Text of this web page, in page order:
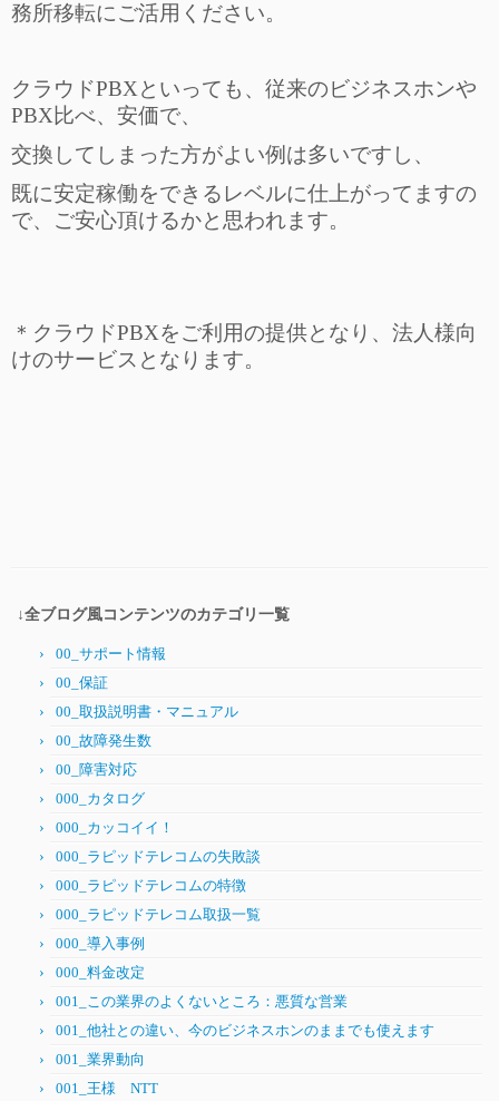
務所移転にご活用ください。
クラウドPBXといっても、従来のビジネスホンや
PBX比べ、安価で、
交換してしまった方がよい例は多いですし、
既に安定稼働をできるレベルに仕上がってますの
で、ご安心頂けるかと思われます。
＊クラウドPBXをご利用の提供となり、法人様向
けのサービスとなります。
↓全ブログ風コンテンツのカテゴリ一覧
00_サポート情報
00_保証
00_取扱説明書・マニュアル
00_故障発生数
00_障害対応
000_カタログ
000_カッコイイ！
000_ラピッドテレコムの失敗談
000_ラピッドテレコムの特徴
000_ラピッドテレコム取扱一覧
000_導入事例
000_料金改定
001_この業界のよくないところ：悪質な営業
001_他社との違い、今のビジネスホンのままでも使えます
001_業界動向
001_王様 NTT